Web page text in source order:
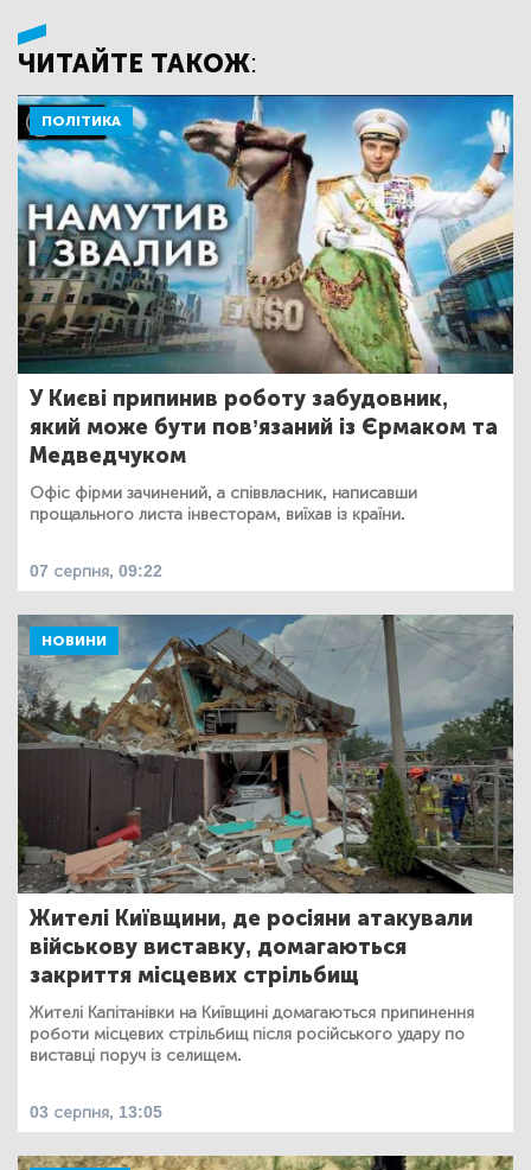
ЧИТАЙТЕ ТАКОЖ:
ПОЛІТИКА
У Києві припинив роботу забудовник,
який може бути пов’язаний із Єрмаком та
Медведчуком
Офіс фірми зачинений, а співвласник, написавши
прощального листа інвесторам, виїхав із країни.
07 серпня, 09:22
НОВИНИ
Жителі Київщини, де росіяни атакували
військову виставку, домагаються
закриття місцевих стрільбищ
Жителі Капітанівки на Київщині домагаються припинення
роботи місцевих стрільбищ після російського удару по
виставці поруч із селищем.
03 серпня, 13:05